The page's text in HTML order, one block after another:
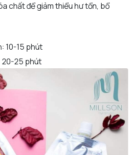
chất để giảm thiểu hư tổn, bổ
10-15 phút
20-25 phút